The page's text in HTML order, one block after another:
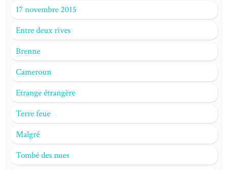
17 novembre 2015
Entre deux rives
Brenne
Cameroun
Etrange étrangère
Terre feue
Malgré
Tombé des nues